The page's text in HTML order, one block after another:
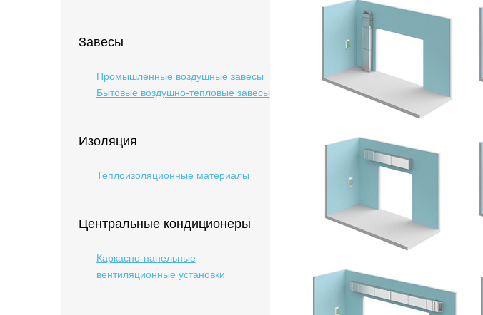
Завесы
Промышленные воздушные завесы
Бытовые воздушно-тепловые завесы
Изоляция
Теплоизоляционные материалы
Центральные кондиционеры
Каркасно-панельные
вентиляционные установки